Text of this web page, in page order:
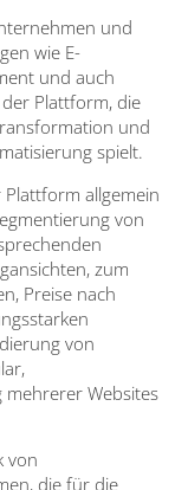
und
wie E-
und auch
der Plattform, die
und
spielt.
allgemein
von
zum
Preise nach
von
Websites
von
die für die